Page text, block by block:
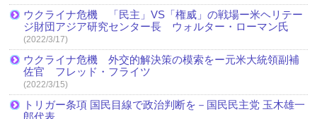
ウクライナ危機 「民主」VS「権威」の戦場ー米ヘリテー
ジ財団アジア研究センター長 ウォルター・ローマン氏
(2022/3/17)
ウクライナ危機 外交的解決策の模索をー元米大統領副補
佐官 フレッド・フライツ
(2022/3/15)
トリガー条項 国民目線で政治判断を－国民民主党 玉木雄一
郎代表